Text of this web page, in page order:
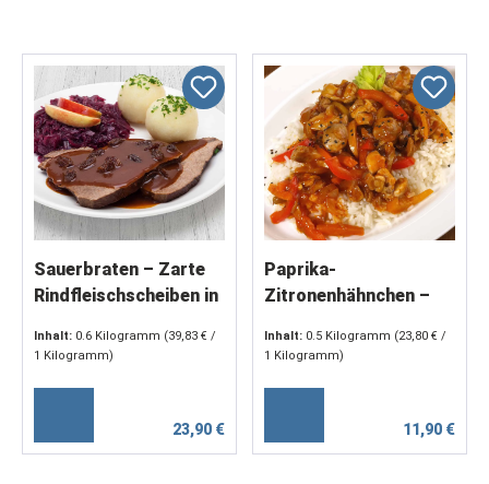
Sauerbraten – Zarte
Rindfleischscheiben in
Rosinen (2 x 300 g)
Inhalt: 0.6 Kilogramm (39,83 € /
1 Kilogramm)
23,90 €
Paprika-
Zitronenhähnchen –
Hähnchenstreifen in
Inhalt: 0.5 Kilogramm (23,80 € /
1 Kilogramm)
11,90 €